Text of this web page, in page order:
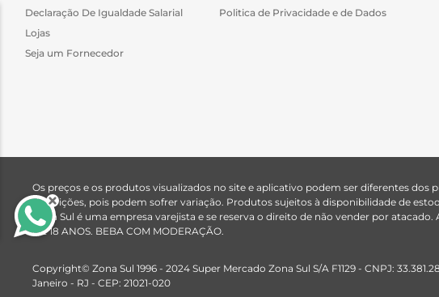
Declaração De Igualdade Salarial
Lojas
Seja um Fornecedor
Politica de Privacidade e de Dados
Os preços e os produtos visualizados no site e aplicativo podem ser diferentes dos
descrições, pois podem sofrer variação. Produtos sujeitos à disponibilidade de
Zona Sul é uma empresa varejista e se reserva o direito de não vender por atacado.
DE 18 ANOS. BEBA COM MODERAÇÃO.
Copyright© Zona Sul 1996 - 2024 Super Mercado Zona Sul S/A F1129 - CNPJ:
Janeiro - RJ - CEP: 21021-020